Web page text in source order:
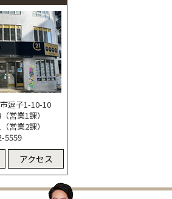
逗子1-10-10
営業1課）
営業2課）
5559
アクセス